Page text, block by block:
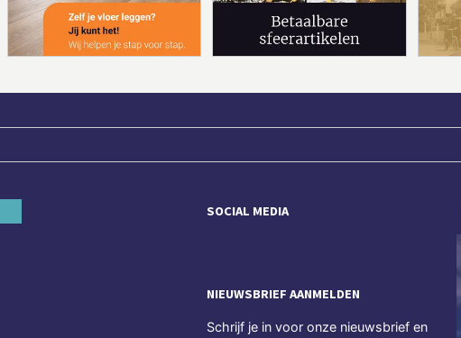
SOCIAL MEDIA
NIEUWSBRIEF AANMELDEN
Schrijf je in voor onze nieuwsbrief en